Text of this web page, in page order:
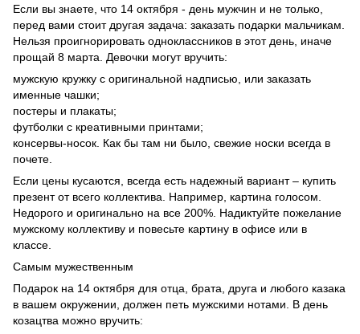
Если вы знаете, что 14 октября - день мужчин и не только,
перед вами стоит другая задача: заказать подарки мальчикам.
Нельзя проигнорировать одноклассников в этот день, иначе
прощай 8 марта. Девочки могут вручить:
мужскую кружку с оригинальной надписью, или заказать
именные чашки;
постеры и плакаты;
футболки с креативными принтами;
консервы-носок. Как бы там ни было, свежие носки всегда в
почете.
Если цены кусаются, всегда есть надежный вариант – купить
презент от всего коллектива. Например, картина голосом.
Недорого и оригинально на все 200%. Надиктуйте пожелание
мужскому коллективу и повесьте картину в офисе или в
классе.
Самым мужественным
Подарок на 14 октября для отца, брата, друга и любого казака
в вашем окружении, должен петь мужскими нотами. В день
козацтва можно вручить: